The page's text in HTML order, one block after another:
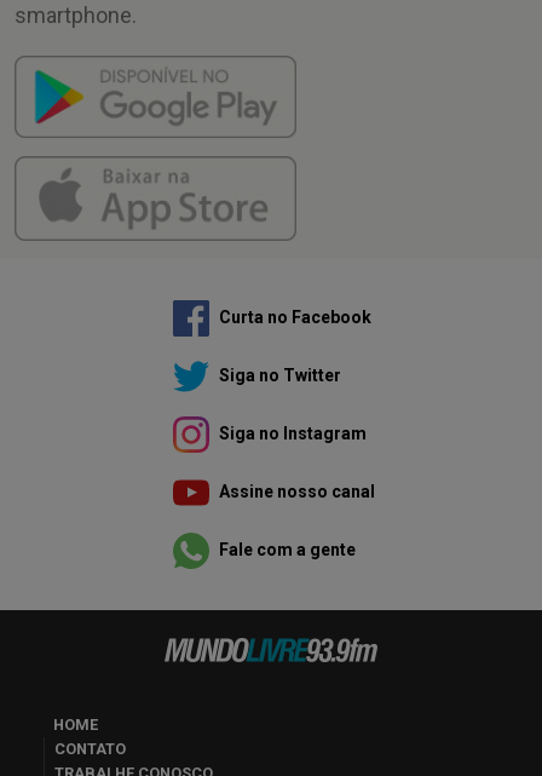
smartphone.
Curta no Facebook
Siga no Twitter
Siga no Instagram
Assine nosso canal
Fale com a gente
HOME
CONTATO